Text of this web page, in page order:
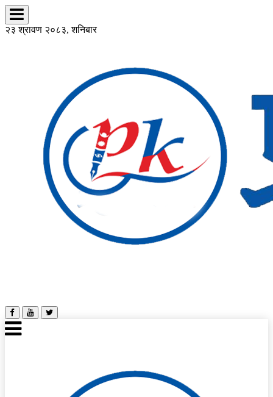
२३ श्रावण २०८३, शनिबार